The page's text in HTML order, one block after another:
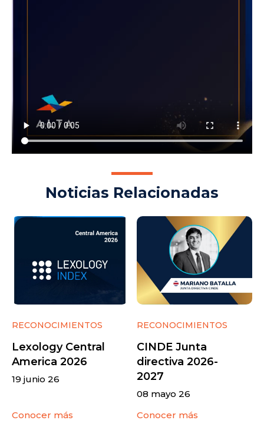
Noticias Relacionadas
RECONOCIMIENTOS
Lexology Central
America 2026
19 junio 26
Conocer más
RECONOCIMIENTOS
CINDE Junta
directiva 2026-
2027
08 mayo 26
Conocer más